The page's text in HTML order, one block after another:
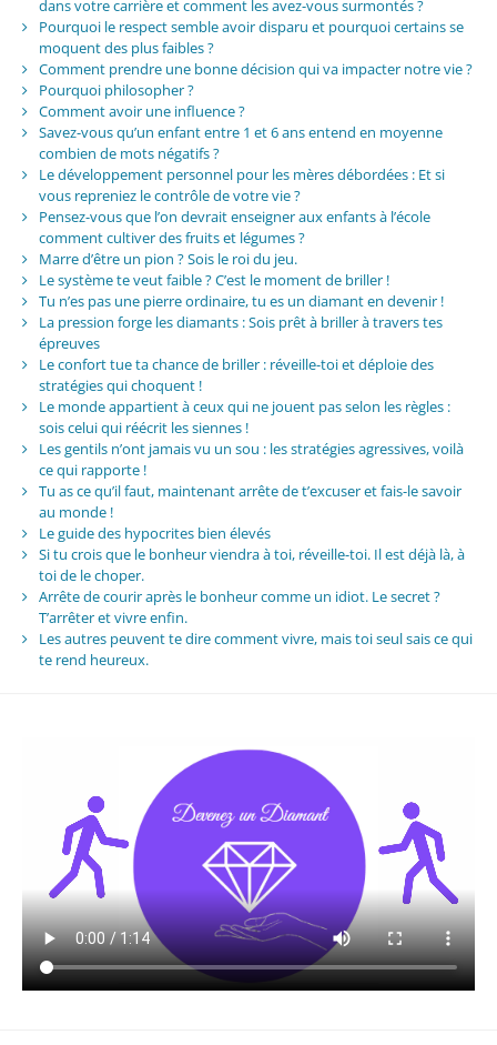
dans votre carrière et comment les avez-vous surmontés ?
Pourquoi le respect semble avoir disparu et pourquoi certains se
moquent des plus faibles ?
Comment prendre une bonne décision qui va impacter notre vie ?
Pourquoi philosopher ?
Comment avoir une influence ?
Savez-vous qu’un enfant entre 1 et 6 ans entend en moyenne
combien de mots négatifs ?
Le développement personnel pour les mères débordées : Et si
vous repreniez le contrôle de votre vie ?
Pensez-vous que l’on devrait enseigner aux enfants à l’école
comment cultiver des fruits et légumes ?
Marre d’être un pion ? Sois le roi du jeu.
Le système te veut faible ? C’est le moment de briller !
Tu n’es pas une pierre ordinaire, tu es un diamant en devenir !
La pression forge les diamants : Sois prêt à briller à travers tes
épreuves
Le confort tue ta chance de briller : réveille-toi et déploie des
stratégies qui choquent !
Le monde appartient à ceux qui ne jouent pas selon les règles :
sois celui qui réécrit les siennes !
Les gentils n’ont jamais vu un sou : les stratégies agressives, voilà
ce qui rapporte !
Tu as ce qu’il faut, maintenant arrête de t’excuser et fais-le savoir
au monde !
Le guide des hypocrites bien élevés
Si tu crois que le bonheur viendra à toi, réveille-toi. Il est déjà là, à
toi de le choper.
Arrête de courir après le bonheur comme un idiot. Le secret ?
T’arrêter et vivre enfin.
Les autres peuvent te dire comment vivre, mais toi seul sais ce qui
te rend heureux.